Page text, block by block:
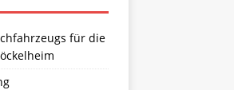
für die